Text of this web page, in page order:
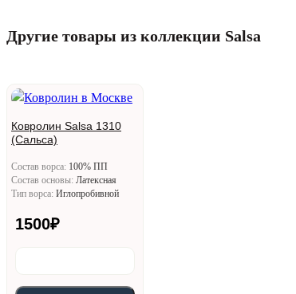
Другие товары из коллекции Salsa
Ковролин Salsa 1310
(Сальса)
Состав ворса: 100% ПП
Состав основы: Латексная
Тип ворса: Иглопробивной
1500₽